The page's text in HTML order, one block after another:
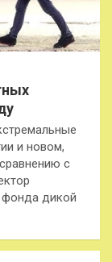
и новом,
с
фонда дикой